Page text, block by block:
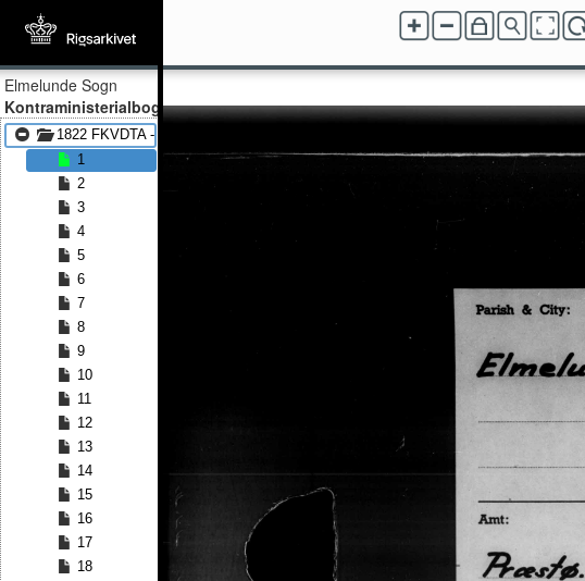
Elmelunde Sogn
Kontraministerialbog
1822 FKVDTA - 1854 FKVDTA
1
2
3
4
5
6
7
8
9
10
11
12
13
14
15
16
17
18